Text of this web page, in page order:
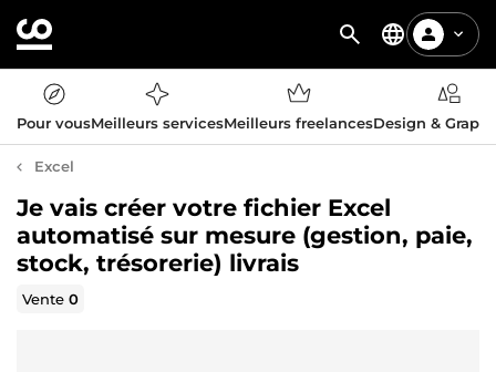
Pour vousMeilleurs servicesMeilleurs freelancesDesign &
Excel
Je vais créer votre fichier Excel
automatisé sur mesure (gestion, paie,
stock, trésorerie) livrais
Vente0